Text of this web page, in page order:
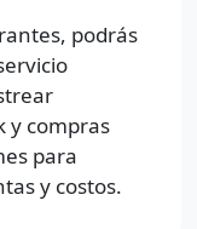
podrás
y compras
para
y costos.